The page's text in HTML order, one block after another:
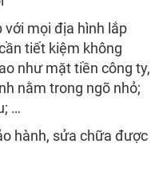
với mọi địa hình lắp
tiết kiệm không
như mặt tiền công ty,
nằm trong ngõ nhỏ;
…
hành, sửa chữa được